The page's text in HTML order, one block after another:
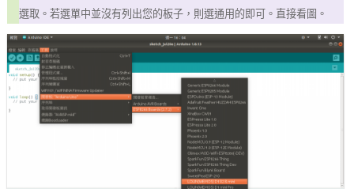
選取。若選單中並沒有列出您的板子，則選通用的即可。直接看圖。